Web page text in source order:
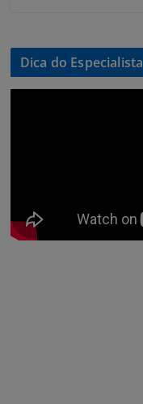
Dica do Especialista